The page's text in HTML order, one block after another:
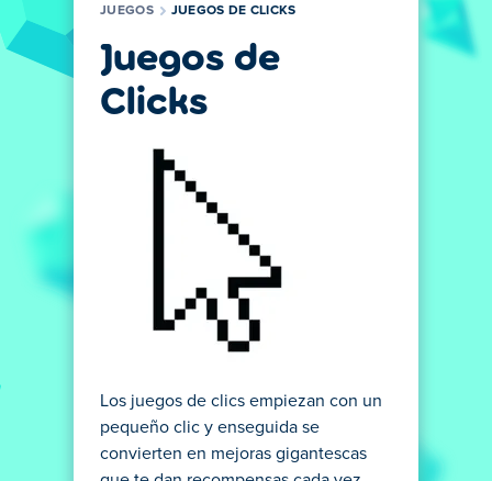
JUEGOS JUEGOS DE CLICKS
Juegos de
Clicks
Los juegos de clics empiezan con un
pequeño clic y enseguida se
convierten en mejoras gigantescas